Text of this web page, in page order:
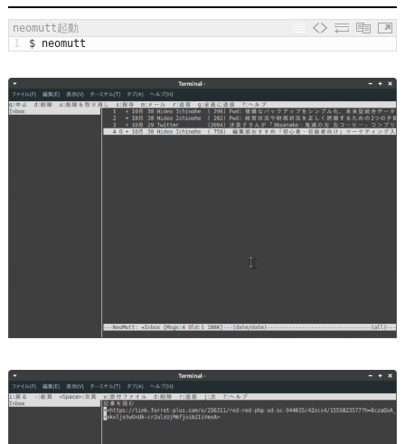
neomutt起動
1
$ neomutt